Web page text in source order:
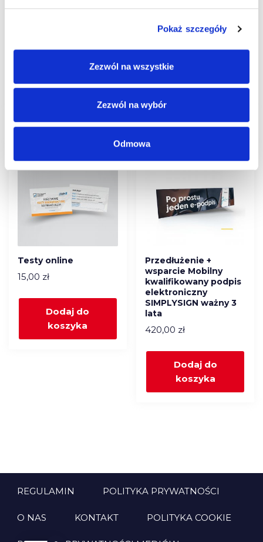
Pokaż szczegóły
Zezwól na wszystkie
Zezwól na wybór
Odmowa
PKZ – Pakiet Startowy
Dodaj do
koszyka
Podręcznik Kursanta
Dodaj do
koszyka
Testy online
15,00 zł
Dodaj do
koszyka
Przedłużenie +
wsparcie Mobilny
kwalifikowany podpis
elektroniczny
SIMPLYSIGN ważny 3
lata
420,00 zł
Dodaj do
koszyka
REGULAMIN POLITYKA PRYWATNOŚCI
O NAS KONTAKT POLITYKA COOKIE